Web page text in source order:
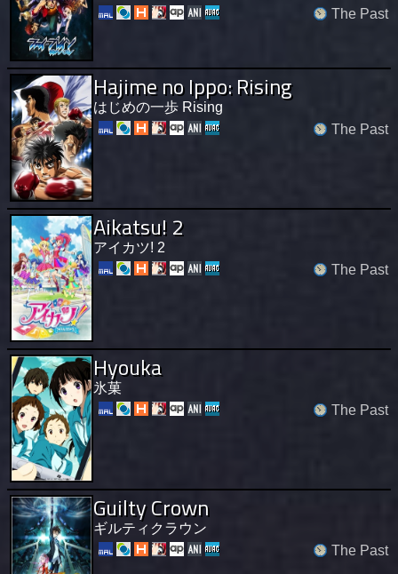
The Past
Hajime no Ippo: Rising
はじめの一歩 Rising
The Past
Aikatsu! 2
アイカツ! 2
The Past
Hyouka
氷菓
The Past
Guilty Crown
ギルティクラウン
The Past